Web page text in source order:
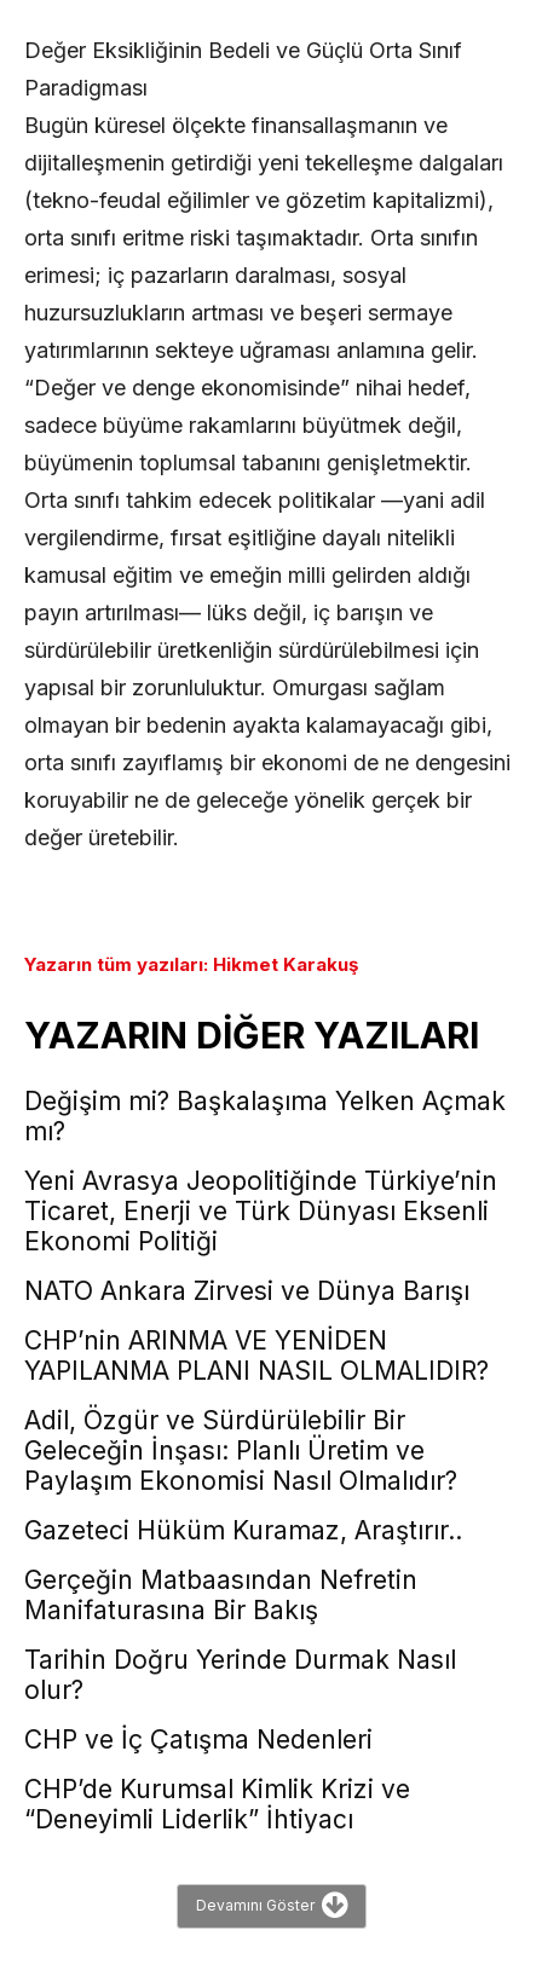
Değer Eksikliğinin Bedeli ve Güçlü Orta Sınıf
Paradigması
Bugün küresel ölçekte finansallaşmanın ve
dijitalleşmenin getirdiği yeni tekelleşme dalgaları
(tekno-feudal eğilimler ve gözetim kapitalizmi),
orta sınıfı eritme riski taşımaktadır. Orta sınıfın
erimesi; iç pazarların daralması, sosyal
huzursuzlukların artması ve beşeri sermaye
yatırımlarının sekteye uğraması anlamına gelir.
“Değer ve denge ekonomisinde” nihai hedef,
sadece büyüme rakamlarını büyütmek değil,
büyümenin toplumsal tabanını genişletmektir.
Orta sınıfı tahkim edecek politikalar —yani adil
vergilendirme, fırsat eşitliğine dayalı nitelikli
kamusal eğitim ve emeğin milli gelirden aldığı
payın artırılması— lüks değil, iç barışın ve
sürdürülebilir üretkenliğin sürdürülebilmesi için
yapısal bir zorunluluktur. Omurgası sağlam
olmayan bir bedenin ayakta kalamayacağı gibi,
orta sınıfı zayıflamış bir ekonomi de ne dengesini
koruyabilir ne de geleceğe yönelik gerçek bir
değer üretebilir.
Yazarın tüm yazıları: Hikmet Karakuş
YAZARIN DİĞER YAZILARI
Değişim mi? Başkalaşıma Yelken Açmak
mı?
Yeni Avrasya Jeopolitiğinde Türkiye’nin
Ticaret, Enerji ve Türk Dünyası Eksenli
Ekonomi Politiği
NATO Ankara Zirvesi ve Dünya Barışı
CHP’nin ARINMA VE YENİDEN
YAPILANMA PLANI NASIL OLMALIDIR?
Adil, Özgür ve Sürdürülebilir Bir
Geleceğin İnşası: Planlı Üretim ve
Paylaşım Ekonomisi Nasıl Olmalıdır?
Gazeteci Hüküm Kuramaz, Araştırır..
Gerçeğin Matbaasından Nefretin
Manifaturasına Bir Bakış
Tarihin Doğru Yerinde Durmak Nasıl
olur?
CHP ve İç Çatışma Nedenleri
CHP’de Kurumsal Kimlik Krizi ve
“Deneyimli Liderlik” İhtiyacı
Devamını Göster